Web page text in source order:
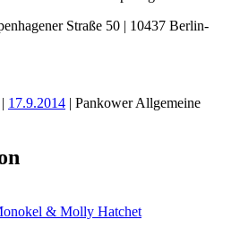
Straße 50 | 10437 Berlin-
17.9.2014 | Pankower Allgemeine
& Molly Hatchet